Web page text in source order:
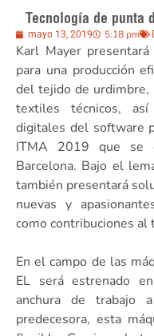
Tecnología de punta
mayo 13, 2019 5:18 pm
Karl Mayer
para una producción
del tejido de urdimbre,
textiles técnicos,
digitales del software
ITMA 2019 que se
Barcelona. Bajo el
también presentará
nuevas y
como contribuciones
En el campo de las
EL será estrenado
anchura de trabajo
predecesora, esta